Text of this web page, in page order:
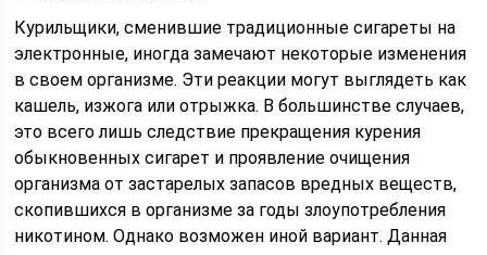
Курильщики, сменившие традиционные сигареты на
электронные, иногда замечают некоторые изменения
в своем организме. Эти реакции могут выглядеть как
кашель, изжога или отрыжка. В большинстве случаев,
это всего лишь следствие прекращения курения
обыкновенных сигарет и проявление очищения
организма от застарелых запасов вредных веществ,
скопившихся в организме за годы злоупотребления
никотином. Однако возможен иной вариант. Данная